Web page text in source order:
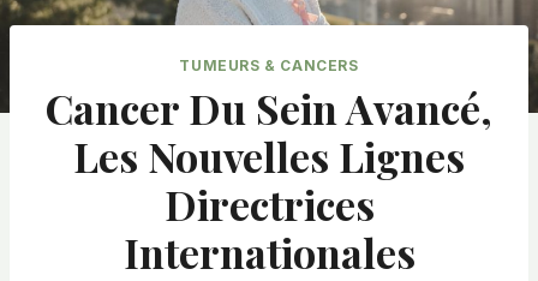
TUMEURS & CANCERS
Cancer Du Sein Avancé,
Les Nouvelles Lignes
Directrices
Internationales